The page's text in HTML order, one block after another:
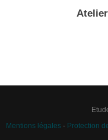
Mentions légales- Protection